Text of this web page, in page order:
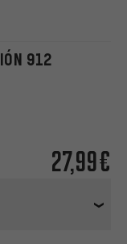
912
27,99€